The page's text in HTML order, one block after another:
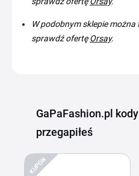
W podobnym sklepie można
sprawdź ofertę Orsay.
GaPaFashion.pl
przegapiłeś
KUPÓN